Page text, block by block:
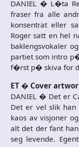
DANIEL � L�ta
fraser fra alle
konsentrat eller
Roger satt en hel
baklengsvokaler
partiet som intro
f�rst p� skiva for
ET � Cover
DANIEL � Det er
Det er vel slik
kaos av visjoner
alt det der fant
seg levende.